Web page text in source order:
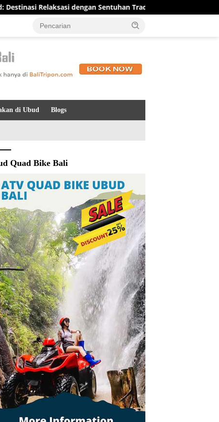
Relaksasi dengan Sentuhan Tradisional Bali yang
di Ubud Blogs
Quad Bike Bali